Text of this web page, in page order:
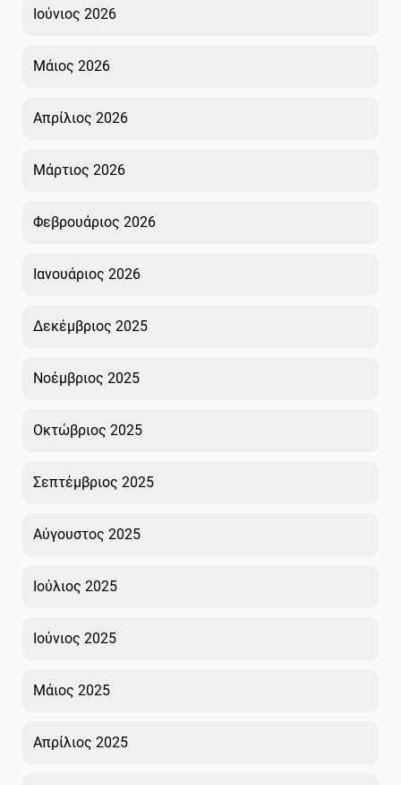
Ιούνιος 2026
Μάιος 2026
Απρίλιος 2026
Μάρτιος 2026
Φεβρουάριος 2026
Ιανουάριος 2026
Δεκέμβριος 2025
Νοέμβριος 2025
Οκτώβριος 2025
Σεπτέμβριος 2025
Αύγουστος 2025
Ιούλιος 2025
Ιούνιος 2025
Μάιος 2025
Απρίλιος 2025